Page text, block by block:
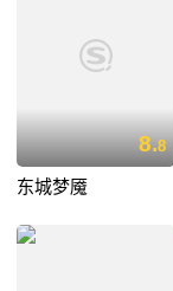
8.8
东城梦魇